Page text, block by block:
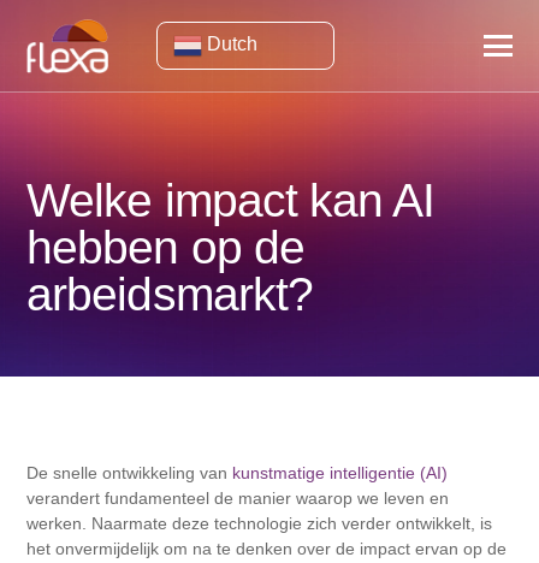
Dutch
Welke impact kan AI
hebben op de
arbeidsmarkt?
De snelle ontwikkeling van kunstmatige intelligentie (AI)
verandert fundamenteel de manier waarop we leven en
werken. Naarmate deze technologie zich verder ontwikkelt, is
het onvermijdelijk om na te denken over de impact ervan op de